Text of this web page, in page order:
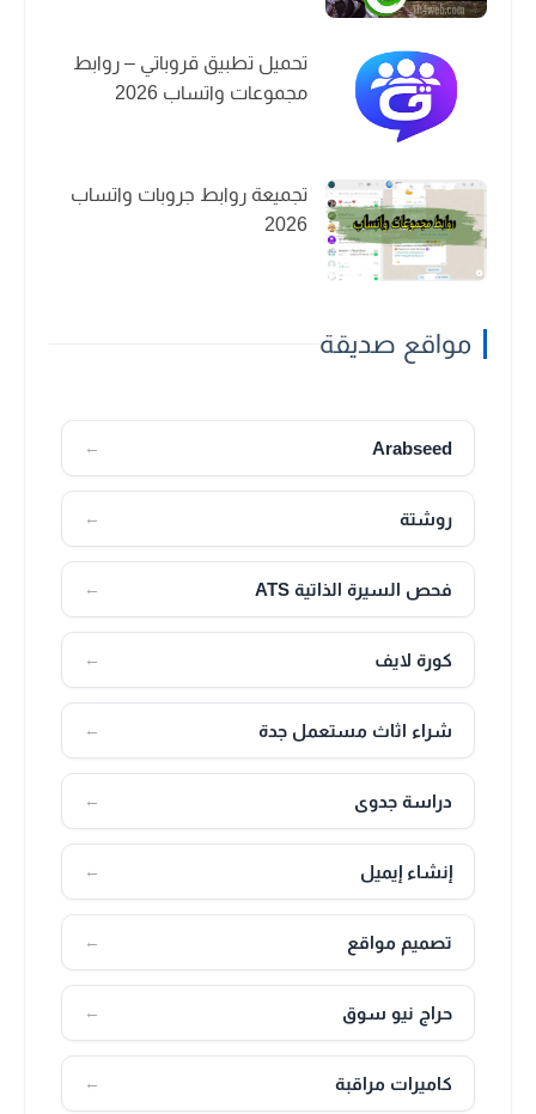
تحميل تطبيق قروباتي – روابط
مجموعات واتساب 2026
تجميعة روابط جروبات واتساب
2026
مواقع صديقة
Arabseed
←
روشتة ←
فحص السيرة الذاتية ATS ←
كورة لايف ←
شراء اثاث مستعمل جدة ←
دراسة جدوى ←
إنشاء إيميل ←
تصميم مواقع ←
حراج نيو سوق ←
كاميرات مراقبة ←